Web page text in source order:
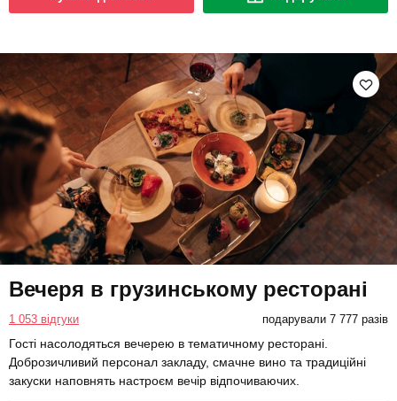
Вечеря в грузинському ресторані
1 053 відгуки подарували 7 777 разів
Гості насолодяться вечерею в тематичному ресторані.
Доброзичливий персонал закладу, смачне вино та традиційні
закуски наповнять настроєм вечір відпочиваючих.